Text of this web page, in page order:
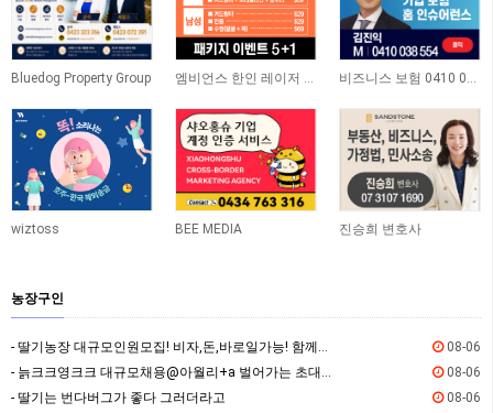
Bluedog Property Group
wiztoss BEE MEDIA 진승희 변호사
농장구인
08-06
08-06
- 딸기는 번다버그가 좋다 그러더라고
08-06